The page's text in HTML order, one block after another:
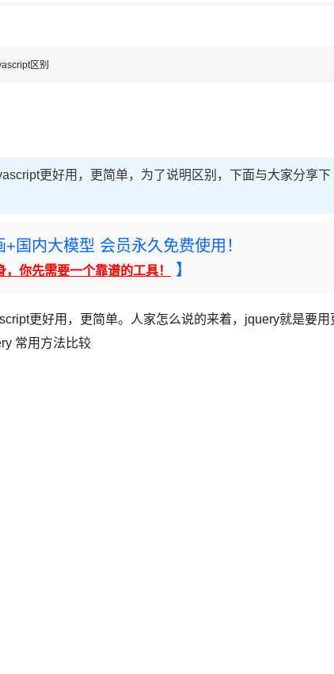
择
选择
区别
更好用，更简单，为了说明区别，下面与大家分享下
国内大模型 会员永久免费使用！
你先需要一个靠谱的工具！ 】
更好用，更简单。人家怎么说的来着，jquery就是要用
常用方法比较